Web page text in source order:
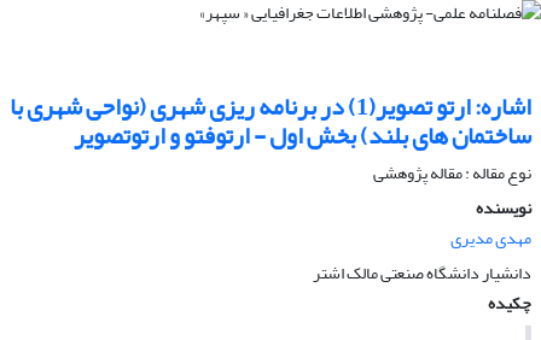
اشاره: ارتو تصویر(1) در برنامه‏ ریزى شهرى (نواحى شهرى با
ساختمان‏ هاى بلند) بخش اول - ارتوفتو و ارتوتصویر
نوع مقاله : مقاله پژوهشی
نویسنده
مهدی مدیری
دانشیار دانشگاه صنعتی مالک اشتر
چکیده